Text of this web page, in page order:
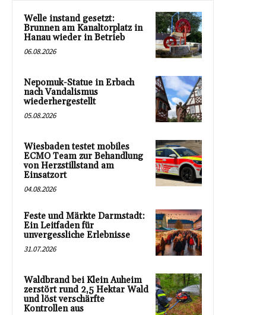
Welle instand gesetzt:
Brunnen am Kanaltorplatz in
Hanau wieder in Betrieb
06.08.2026
Nepomuk-Statue in Erbach
nach Vandalismus
wiederhergestellt
05.08.2026
Wiesbaden testet mobiles
ECMO Team zur Behandlung
von Herzstillstand am
Einsatzort
04.08.2026
Feste und Märkte Darmstadt:
Ein Leitfaden für
unvergessliche Erlebnisse
31.07.2026
Waldbrand bei Klein Auheim
zerstört rund 2,5 Hektar Wald
und löst verschärfte
Kontrollen aus